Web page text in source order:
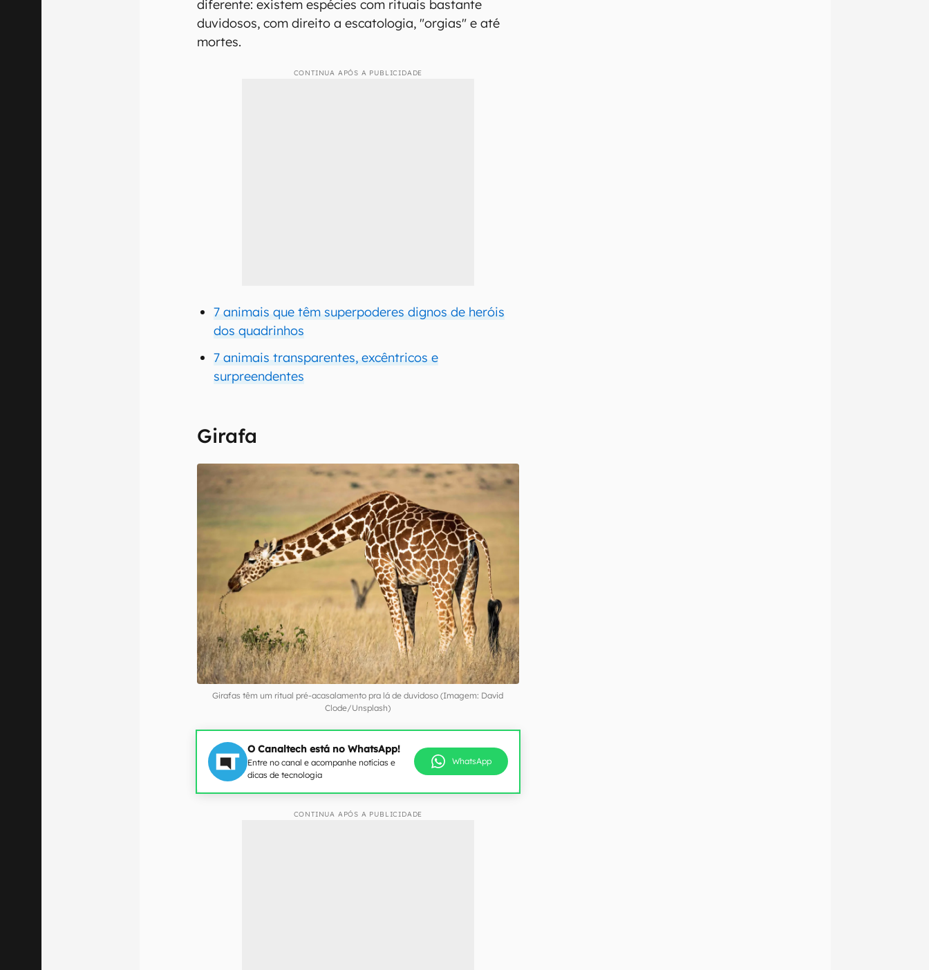
diferente: existem espécies com rituais bastante
duvidosos, com direito a escatologia, "orgias" e até
mortes.
CONTINUA APÓS A PUBLICIDADE
7 animais que têm superpoderes dignos de heróis
dos quadrinhos
7 animais transparentes, excêntricos e
surpreendentes
Girafa
Girafas têm um ritual pré-acasalamento pra lá de duvidoso (Imagem: David
Clode/Unsplash)
O Canaltech está no WhatsApp!
Entre no canal e acompanhe notícias e
dicas de tecnologia
WhatsApp
CONTINUA APÓS A PUBLICIDADE